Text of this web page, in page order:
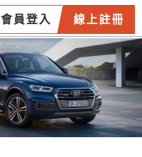
會員登入 線上註冊